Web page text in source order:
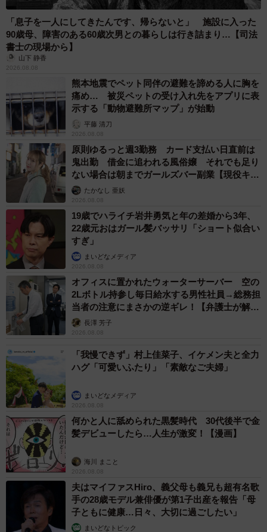
「息子を一人にしてきたんです、帰らないと」 施設に入った
90歳母、障害のある60歳次男との暮らしは行き詰まり…【司法
書士の現場から】
山下 静香
2026.08.08
熊本地震でペット同伴の避難を諦める人に胸を
痛め… 被災ペットの受け入れ先をアプリに表
示する「動物避難所マップ」が始動
平藤 清刀
2026.08.08
原則ゆるっと週3勤務 カード支払い日直前は
鬼出勤 借金に追われる風俗嬢 それでも足り
ない場合は朝までガールズバー副業【現役キャ
ストに取材】
たかなし 亜妖
2026.08.08
19歳でハライチ岩井勇気と年の差婚から3年、
22歳元おはガール髪バッサリ「ショート似合い
すぎ」
まいどなメディア
2026.08.08
オフィスに置かれたウォーターサーバー 空の
2Lボトル持参し毎日給水する男性社員→総務担
当者の注意にまさかの逆ギレ！【弁護士が解
説】長澤 芳子
2026.08.08
「我慢できず」村上佳菜子、イケメン夫と全力
ハグ「可愛いふたり」「素敵なご夫婦」
まいどなメディア
2026.08.08
何かと人に舐められた黒髪時代 30代後半で金
髪デビューしたら…人生が激変！【漫画】
海川 まこと
2026.08.08
夫はマイファスHiro、義父母も義兄も超有名歌
手の28歳モデル兼俳優が第1子出産を報告「母
子ともに健康…日々、大切に過ごしたい」
まいどなトピック